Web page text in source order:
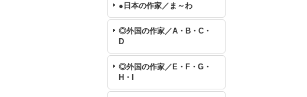
●日本の作家／ま～わ
◎外国の作家／A・B・C・
D
◎外国の作家／E・F・G・
H・I